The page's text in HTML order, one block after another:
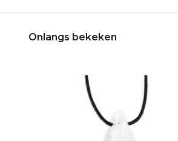
Onlangs bekeken